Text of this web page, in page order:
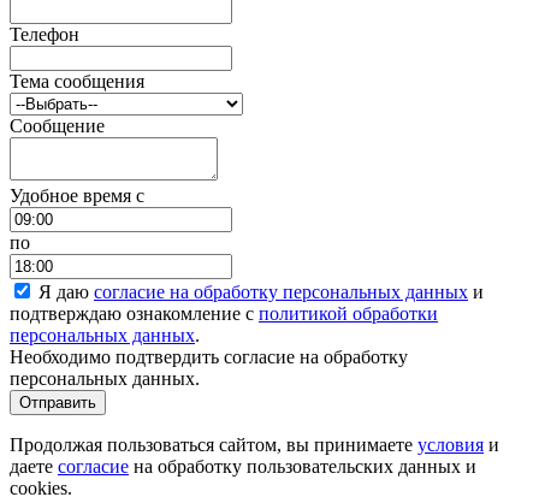
Телефон
Тема сообщения
Сообщение
Удобное время c
по
Я даю согласие на обработку персональных данных и
подтверждаю ознакомление с политикой обработки
персональных данных.
Необходимо подтвердить согласие на обработку
персональных данных.
Отправить
Продолжая пользоваться сайтом, вы принимаете условия и
даете согласие на обработку пользовательских данных и
cookies.